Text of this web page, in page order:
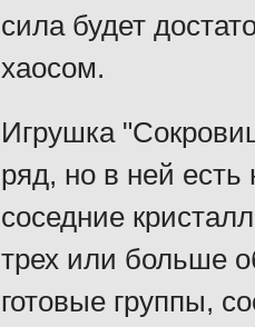
сила будет
хаосом.
Игрушка
ряд, но в ней
соседние
трех или больше
готовые группы,